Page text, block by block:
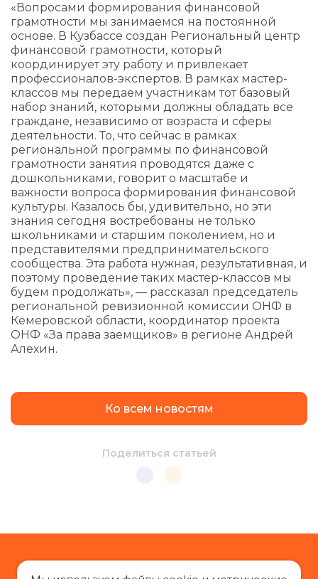
«Вопросами формирования финансовой
грамотности мы занимаемся на постоянной
основе. В Кузбассе создан Региональный центр
финансовой грамотности, который
координирует эту работу и привлекает
профессионалов-экспертов. В рамках мастер-
классов мы передаем участникам тот базовый
набор знаний, которыми должны обладать все
граждане, независимо от возраста и сферы
деятельности. То, что сейчас в рамках
региональной программы по финансовой
грамотности занятия проводятся даже с
дошкольниками, говорит о масштабе и
важности вопроса формирования финансовой
культуры. Казалось бы, удивительно, но эти
знания сегодня востребованы не только
школьниками и старшим поколением, но и
представителями предпринимательского
сообщества. Эта работа нужная, результативная, и
поэтому проведение таких мастер-классов мы
будем продолжать», — рассказал председатель
региональной ревизионной комиссии ОНФ в
Кемеровской области, координатор проекта
ОНФ «За права заемщиков» в регионе Андрей
Алехин.
Ко всем новостям
Поделиться статьей